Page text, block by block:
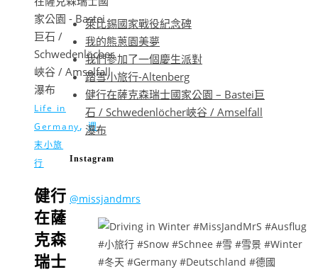
Life in
Germany,週
末小旅
行
健行
在薩
克森
瑞士
萊比錫國家戰役紀念碑
我的熊蔥園美夢
我們參加了一個慶生派對
踏雪小旅行-Altenberg
健行在薩克森瑞士國家公園 – Bastei巨
石 / Schwedenlöcher峽谷 / Amselfall
瀑布
Instagram
@missjandmrs